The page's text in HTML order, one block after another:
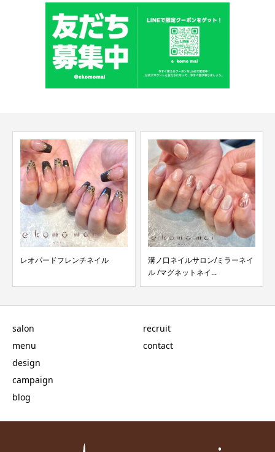
溝ノ口ネイルサロン/ミラーネイ
溝ノ口ネイルサロン/e komo
mai 最新ご予...
salon
menu
design
campaign
blog
recruit
contact